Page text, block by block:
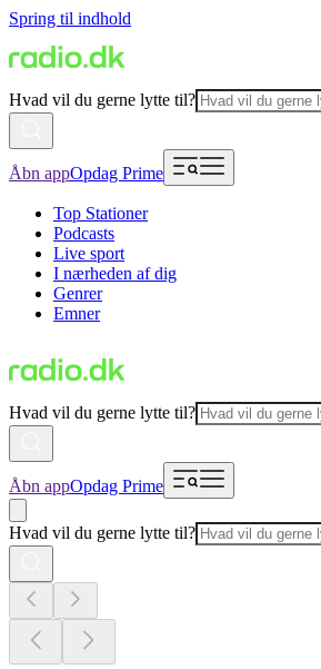
Spring til indhold
Hvad vil du gerne lytte til?
Åbn appOpdag Prime
Top Stationer
Podcasts
Live sport
I nærheden af dig
Genrer
Emner
Hvad vil du gerne lytte til?
Åbn appOpdag Prime
Hvad vil du gerne lytte til?